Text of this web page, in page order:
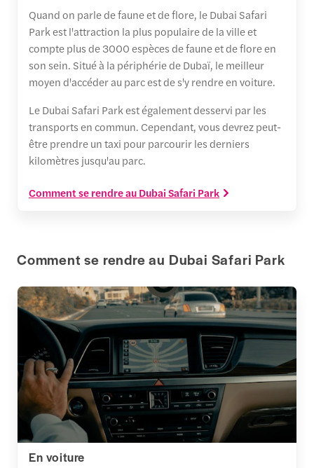
Quand on parle de faune et de flore, le Dubai Safari
Park est l'attraction la plus populaire de la ville et
compte plus de 3000 espèces de faune et de flore en
son sein. Situé à la périphérie de Dubaï, le meilleur
moyen d'accéder au parc est de s'y rendre en voiture.
Le Dubai Safari Park est également desservi par les
transports en commun. Cependant, vous devrez peut-
être prendre un taxi pour parcourir les derniers
kilomètres jusqu'au parc.
Comment se rendre au Dubai Safari Park
Comment se rendre au Dubai Safari Park
En voiture